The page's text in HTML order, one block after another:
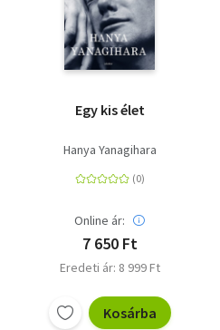
Egy kis élet
Hanya Yanagihara
Online ár:
7 650 Ft
Eredeti ár: 8 999 Ft
Kosárba